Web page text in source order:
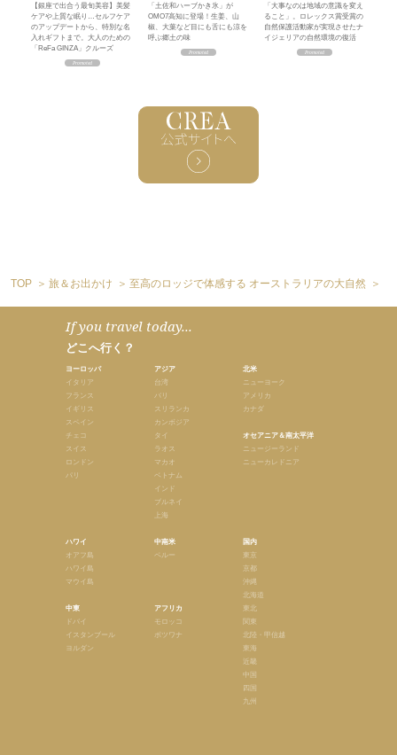
【銀座で出合う最旬美容】美髪
ケアや上質な眠り…セルフケア
のアップデートから、特別な名
入れギフトまで。大人のための
「ReFa GINZA」クルーズ
「土佐和ハーブかき氷」が
OMO7高知に登場！生姜、山
椒、大葉など目にも舌にも涼を
呼ぶ郷土の味
「大事なのは地域の意識を変え
ること」。ロレックス賞受賞の
自然保護活動家が実現させたナ
イジェリアの自然環境の復活
TOP 旅＆お出かけ 至高のロッジで体感する オーストラリアの大自然
If you travel today...
どこへ行く？
ヨーロッパ
イタリア
フランス
イギリス
スペイン
チェコ
スイス
ロンドン
パリ
ハワイ
オアフ島
ハワイ島
マウイ島
中東
ドバイ
イスタンブール
ヨルダン
アジア
台湾
バリ
スリランカ
カンボジア
タイ
ラオス
マカオ
ベトナム
インド
ブルネイ
上海
中南米
ペルー
アフリカ
モロッコ
ボツワナ
北米
ニューヨーク
アメリカ
カナダ
オセアニア＆南太平洋
ニュージーランド
ニューカレドニア
国内
東京
京都
沖縄
北海道
東北
関東
北陸・甲信越
東海
近畿
中国
四国
九州